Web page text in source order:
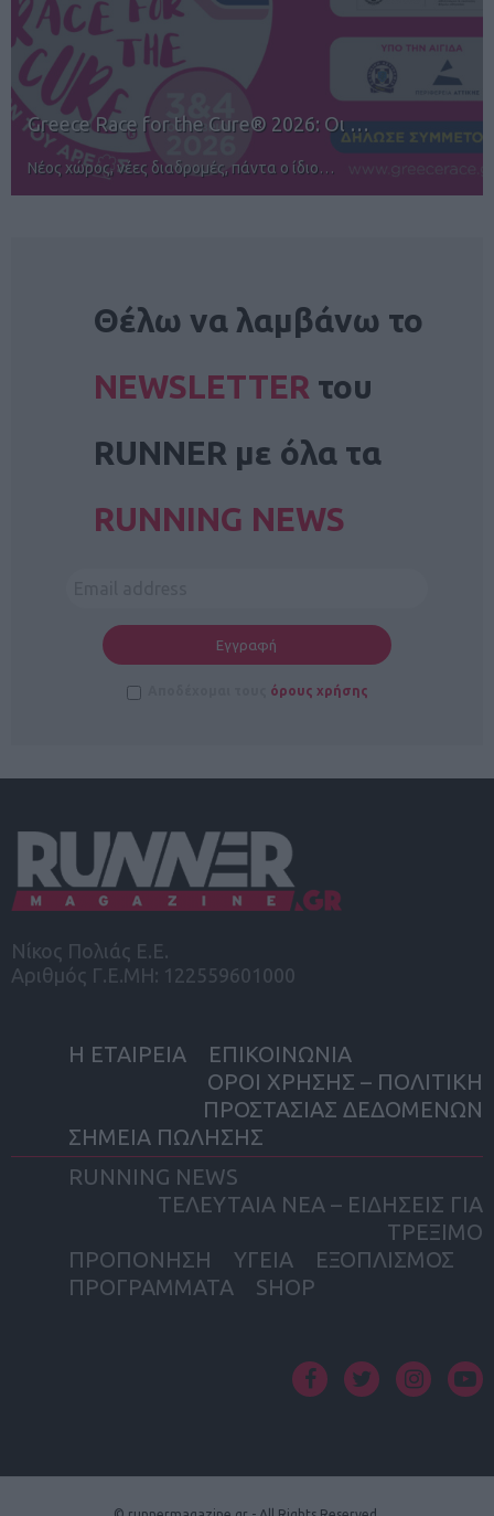
12ος TUI Rhodes Marathon: Άνοιγμα ε…
Αγώνες για όλους στην Ρόδο
Θέλω να λαμβάνω το
NEWSLETTER του
RUNNER με όλα τα
RUNNING NEWS
όρους χρήσης
Νίκος Πολιάς Ε.Ε.
Αριθμός Γ.Ε.ΜΗ: 122559601000
Η ΕΤΑΙΡΕΙΑ
ΕΠΙΚΟΙΝΩΝΙΑ
ΟΡΟΙ ΧΡΗΣΗΣ – ΠΟΛΙΤΙΚΗ
ΠΡΟΣΤΑΣΙΑΣ ΔΕΔΟΜΕΝΩΝ
ΣΗΜΕΙΑ ΠΩΛΗΣΗΣ
RUNNING NEWS
ΤΕΛΕΥΤΑΙΑ ΝΕΑ – ΕΙΔΗΣΕΙΣ ΓΙΑ
ΤΡΕΞΙΜΟ
ΠΡΟΠΟΝΗΣΗ
ΥΓΕΙΑ
ΕΞΟΠΛΙΣΜΟΣ
ΠΡΟΓΡΑΜΜΑΤΑ
SHOP